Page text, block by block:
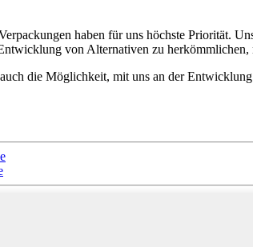
haben für uns höchste Priorität.
von Alternativen zu herkömmlichen,
die Möglichkeit, mit uns an der